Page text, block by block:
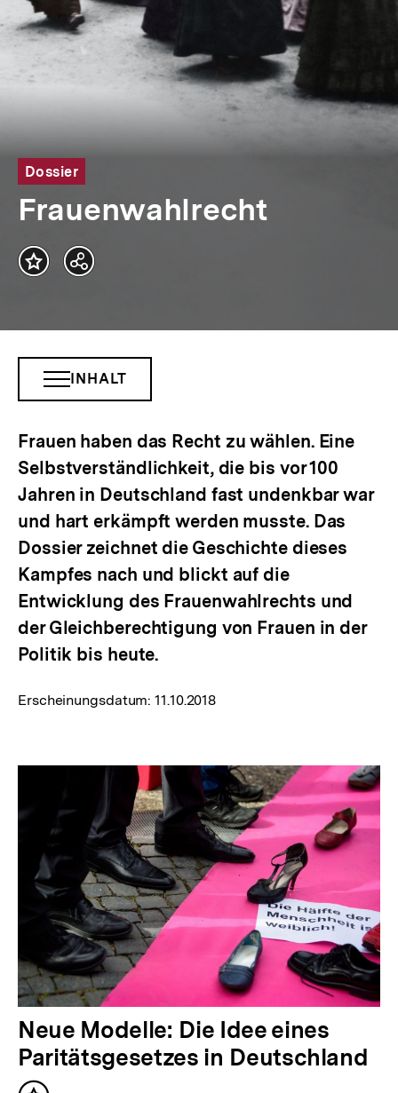
Dossier
Frauenwahlrecht
Teilen
INHALTSNAVIGATION
ÖFFNEN
INHALT
Frauen haben das Recht zu wählen. Eine
Selbstverständlichkeit, die bis vor 100
Jahren in Deutschland fast undenkbar war
und hart erkämpft werden musste. Das
Dossier zeichnet die Geschichte dieses
Kampfes nach und blickt auf die
Entwicklung des Frauenwahlrechts und
der Gleichberechtigung von Frauen in der
Politik bis heute.
Erscheinungsdatum:11.10.2018
Neue Modelle: Die Idee eines
Paritätsgesetzes in Deutschland